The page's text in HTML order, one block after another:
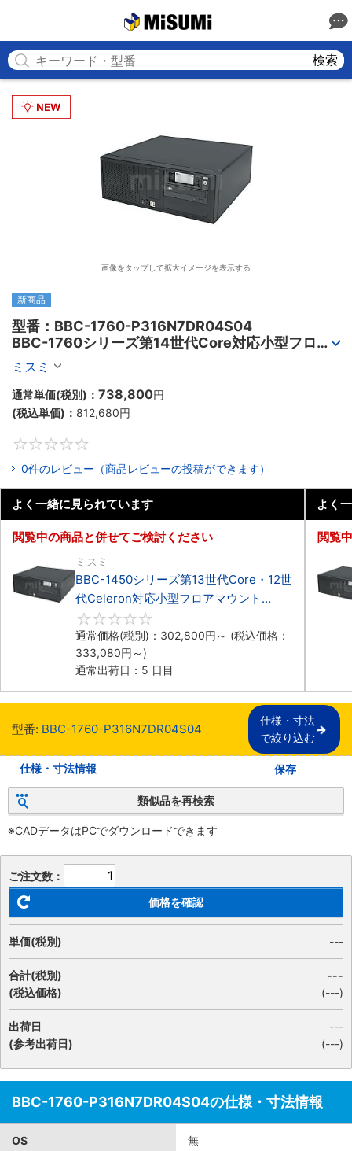
検索
画像をタップして拡大イメージを表示する
新商品
型番：BBC-1760-P316N7DR04S04
BBC-1760シリーズ第14世代Core対応小型フロア
マウント3PCIe
ミスミ
通常単価(税別)： 738,800円
(税込単価)： 812,680円
0件のレビュー（商品レビューの投稿ができます）
よく一緒に見られています
閲覧中の商品と併せてご検討ください
ミスミ
BBC-1450シリーズ第13世代Core・12世
代Celeron対応小型フロアマウント
4PCIe
通常価格(税別)： 302,800円 ～ (税込価格：
333,080円 ～)
通常出荷日：5 日目
よく
閲覧
型番: BBC-1760-P316N7DR04S04
仕様・寸法
で絞り込む
仕様・寸法情報 保存
類似品を再検索
※CADデータはPCでダウンロードできます
ご注文数：
価格を確認
単価(税別) ---
合計(税別)
(税込価格)
---
(---)
出荷日
(参考出荷日)
---
(---)
BBC-1760-P316N7DR04S04の仕様・寸法情報
OS 無